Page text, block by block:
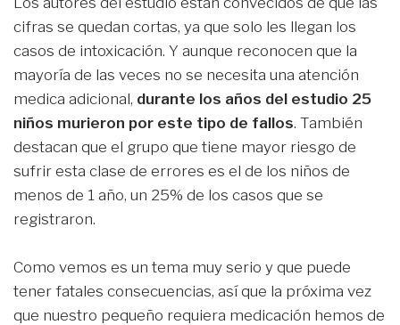
cifras se quedan cortas, ya que solo les llegan los
casos de intoxicación. Y aunque reconocen que la
mayoría de las veces no se necesita una atención
medica adicional, durante los años del estudio 25
niños murieron por este tipo de fallos. También
destacan que el grupo que tiene mayor riesgo de
sufrir esta clase de errores es el de los niños de
menos de 1 año, un 25% de los casos que se
registraron.
Como vemos es un tema muy serio y que puede
tener fatales consecuencias, así que la próxima vez
que nuestro pequeño requiera medicación hemos de